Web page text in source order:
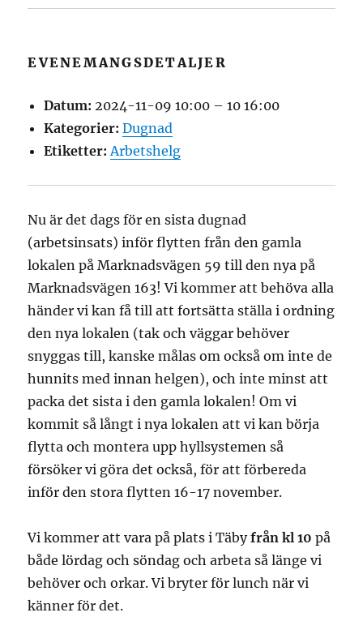
EVENEMANGSDETALJER
Datum: 2024-11-09 10:00 –10 16:00
Kategorier: Dugnad
Etiketter: Arbetshelg
Nu är det dags för en sista dugnad
(arbetsinsats) inför flytten från den gamla
lokalen på Marknadsvägen 59 till den nya på
Marknadsvägen 163! Vi kommer att behöva alla
händer vi kan få till att fortsätta ställa i ordning
den nya lokalen (tak och väggar behöver
snyggas till, kanske målas om också om inte de
hunnits med innan helgen), och inte minst att
packa det sista i den gamla lokalen! Om vi
kommit så långt i nya lokalen att vi kan börja
flytta och montera upp hyllsystemen så
försöker vi göra det också, för att förbereda
inför den stora flytten 16-17 november.
Vi kommer att vara på plats i Täbyfrån kl 10 på
både lördag och söndag och arbeta så länge vi
behöver och orkar. Vi bryter för lunch när vi
känner för det.